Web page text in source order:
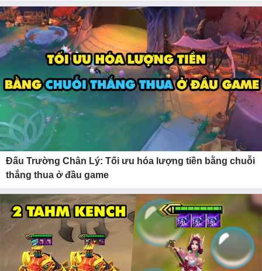
Đấu Trường Chân Lý: Tối ưu hóa lượng tiền bằng chuỗi
thắng thua ở đầu game